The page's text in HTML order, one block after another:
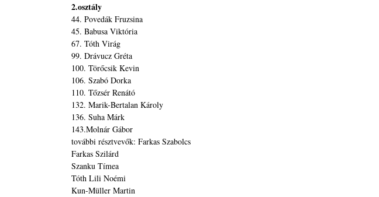
2.osztály
44. Povedák Fruzsina
45. Babusa Viktória
67. Tóth Virág
99. Drávucz Gréta
100. Törőcsik Kevin
106. Szabó Dorka
110. Tőzsér Renátó
132. Marik-Bertalan Károly
136. Suha Márk
143.Molnár Gábor
további résztvevők: Farkas Szabolcs
Farkas Szilárd
Szanku Tímea
Tóth Lili Noémi
Kun-Müller Martin